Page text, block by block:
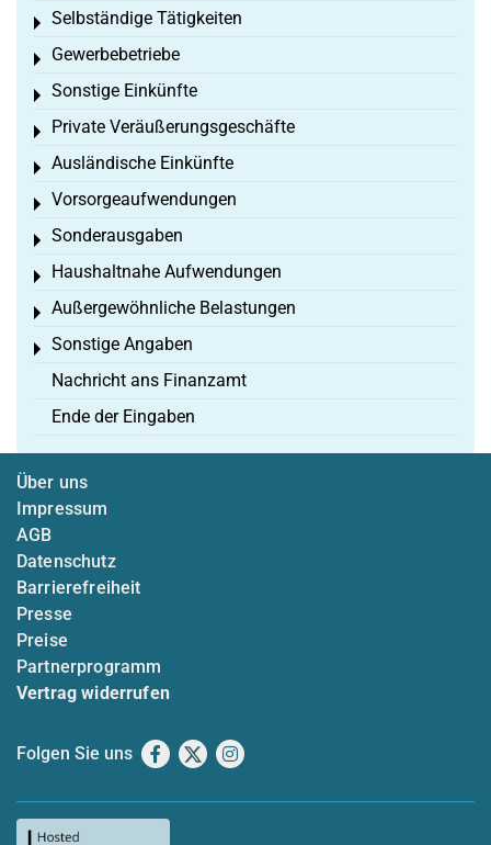
Selbständige Tätigkeiten
Toggle menu
Gewerbebetriebe
Toggle menu
Sonstige Einkünfte
Toggle menu
Private Veräußerungsgeschäfte
Toggle menu
Ausländische Einkünfte
Toggle menu
Vorsorgeaufwendungen
Toggle menu
Sonderausgaben
Toggle menu
Haushaltnahe Aufwendungen
Toggle menu
Außergewöhnliche Belastungen
Toggle menu
Sonstige Angaben
Toggle menu
Nachricht ans Finanzamt
Ende der Eingaben
Über uns
Impressum
AGB
Datenschutz
Barrierefreiheit
Presse
Preise
Partnerprogramm
Vertrag widerrufen
Folgen Sie uns Facebook
X Instagram